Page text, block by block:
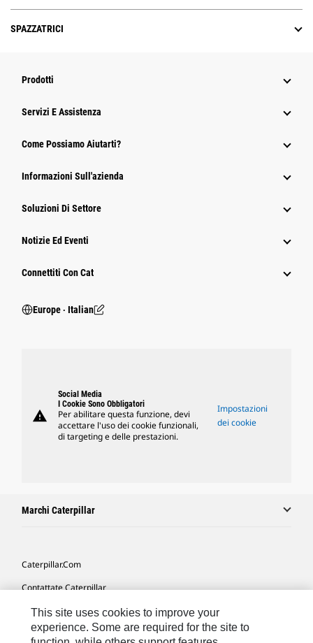
SPAZZATRICI
Prodotti
Servizi E Assistenza
Come Possiamo Aiutarti?
Informazioni Sull'azienda
Soluzioni Di Settore
Notizie Ed Eventi
Connettiti Con Cat
Europe ‧ Italian
warning
Social Media
I Cookie Sono Obbligatori
Per abilitare questa funzione, devi
accettare l'uso dei cookie funzionali,
di targeting e delle prestazioni.
Impostazioni
dei cookie
Marchi Caterpillar
Caterpillar.com
Contattate Caterpillar
Le Mie Preferenze Di Marketing
Mappa Del Sito
This site uses cookies to improve your
experience. Some are required for the site to